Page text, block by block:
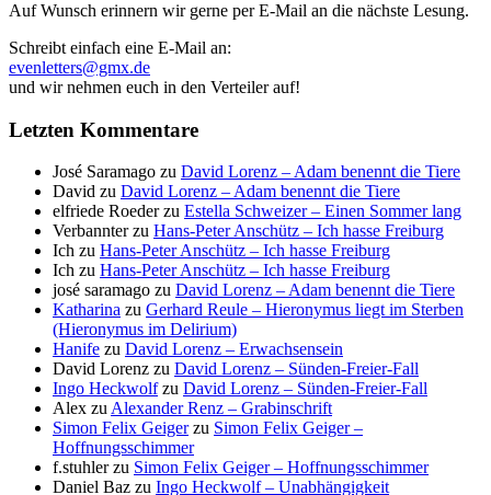
Auf Wunsch erinnern wir gerne per E-Mail an die nächste Lesung.
Schreibt einfach eine E-Mail an:
evenletters@gmx.de
und wir nehmen euch in den Verteiler auf!
Letzten Kommentare
José Saramago zu David Lorenz – Adam benennt die Tiere
David zu David Lorenz – Adam benennt die Tiere
elfriede Roederzu Estella Schweizer – Einen Sommer lang
Verbannterzu Hans-Peter Anschütz – Ich hasse Freiburg
Ich zu Hans-Peter Anschütz – Ich hasse Freiburg
Ich zu Hans-Peter Anschütz – Ich hasse Freiburg
josé saramago zu David Lorenz – Adam benennt die Tiere
Katharina zu Gerhard Reule – Hieronymus liegt im Sterben
(Hieronymus im Delirium)
Hanife zu David Lorenz – Erwachsensein
David Lorenz zu David Lorenz – Sünden-Freier-Fall
Ingo Heckwolfzu David Lorenz – Sünden-Freier-Fall
Alex zu Alexander Renz – Grabinschrift
Simon Felix Geigerzu Simon Felix Geiger –
Hoffnungsschimmer
f.stuhlerzu Simon Felix Geiger – Hoffnungsschimmer
Daniel Baz zu Ingo Heckwolf – Unabhängigkeit